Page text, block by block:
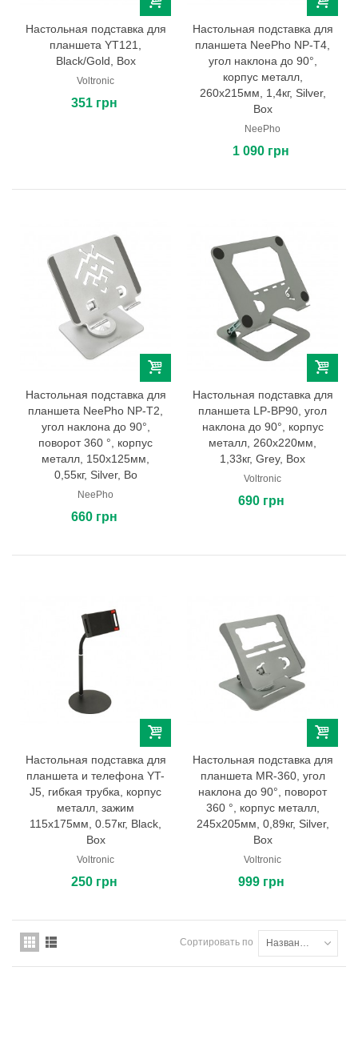
Настольная подставка для
планшета YT121,
Black/Gold, Box
Voltronic
351 грн
Настольная подставка для
планшета NeePho NP-T4,
угол наклона до 90°,
корпус металл,
260х215мм, 1,4кг, Silver,
Box
NeePho
1 090 грн
Настольная подставка для
планшета NeePho NP-T2,
угол наклона до 90°,
поворот 360 °, корпус
металл, 150х125мм,
0,55кг, Silver, Bo
NeePho
660 грн
Настольная подставка для
планшета LP-BP90, угол
наклона до 90°, корпус
металл, 260х220мм,
1,33кг, Grey, Box
Voltronic
690 грн
Настольная подставка для
планшета и телефона YT-
J5, гибкая трубка, корпус
металл, зажим
115х175мм, 0.57кг, Black,
Box
Voltronic
250 грн
Настольная подставка для
планшета MR-360, угол
наклона до 90°, поворот
360 °, корпус металл,
245х205мм, 0,89кг, Silver,
Box
Voltronic
999 грн
Сортировать по Названию товара: от А до Я